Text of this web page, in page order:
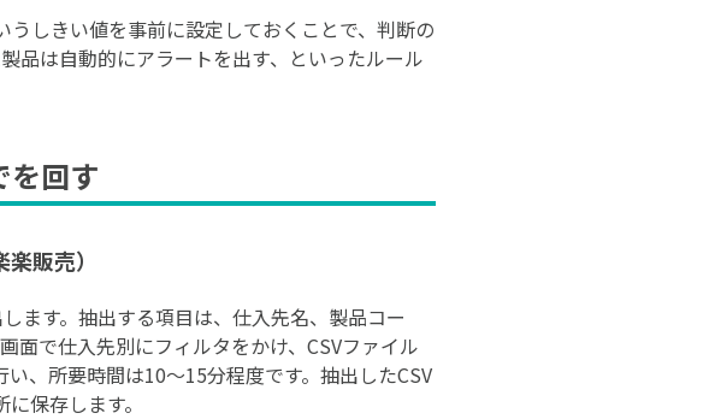
しきい値を事前に設定しておくことで、判断の
品は自動的にアラートを出す、といったルール
を回す
販売）
ます。抽出する項目は、仕入先名、製品コー
面で仕入先別にフィルタをかけ、CSVファイル
、所要時間は10〜15分程度です。抽出したCSV
保存します。